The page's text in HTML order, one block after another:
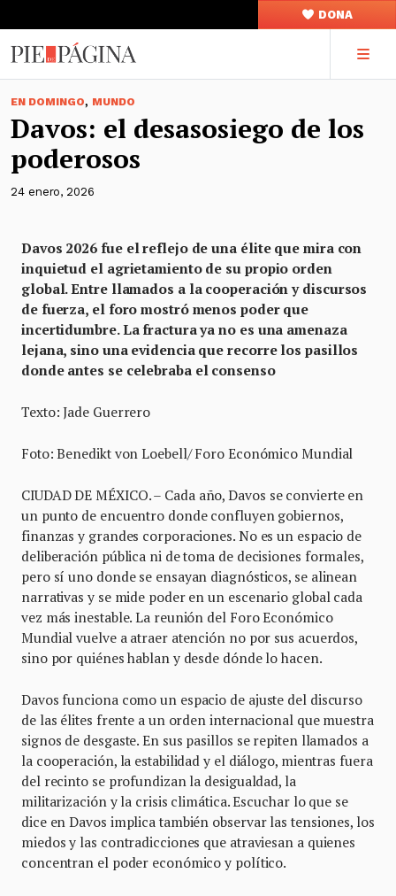
DONA
EN DOMINGO, MUNDO
Davos: el desasosiego de los
poderosos
24 enero, 2026
Davos 2026 fue el reflejo de una élite que mira con
inquietud el agrietamiento de su propio orden
global. Entre llamados a la cooperación y discursos
de fuerza, el foro mostró menos poder que
incertidumbre. La fractura ya no es una amenaza
lejana, sino una evidencia que recorre los pasillos
donde antes se celebraba el consenso
Texto: Jade Guerrero
Foto: Benedikt von Loebell/ Foro Económico Mundial
CIUDAD DE MÉXICO. – Cada año, Davos se convierte en
un punto de encuentro donde confluyen gobiernos,
finanzas y grandes corporaciones. No es un espacio de
deliberación pública ni de toma de decisiones formales,
pero sí uno donde se ensayan diagnósticos, se alinean
narrativas y se mide poder en un escenario global cada
vez más inestable. La reunión del Foro Económico
Mundial vuelve a atraer atención no por sus acuerdos,
sino por quiénes hablan y desde dónde lo hacen.
Davos funciona como un espacio de ajuste del discurso
de las élites frente a un orden internacional que muestra
signos de desgaste. En sus pasillos se repiten llamados a
la cooperación, la estabilidad y el diálogo, mientras fuera
del recinto se profundizan la desigualdad, la
militarización y la crisis climática. Escuchar lo que se
dice en Davos implica también observar las tensiones, los
miedos y las contradicciones que atraviesan a quienes
concentran el poder económico y político.